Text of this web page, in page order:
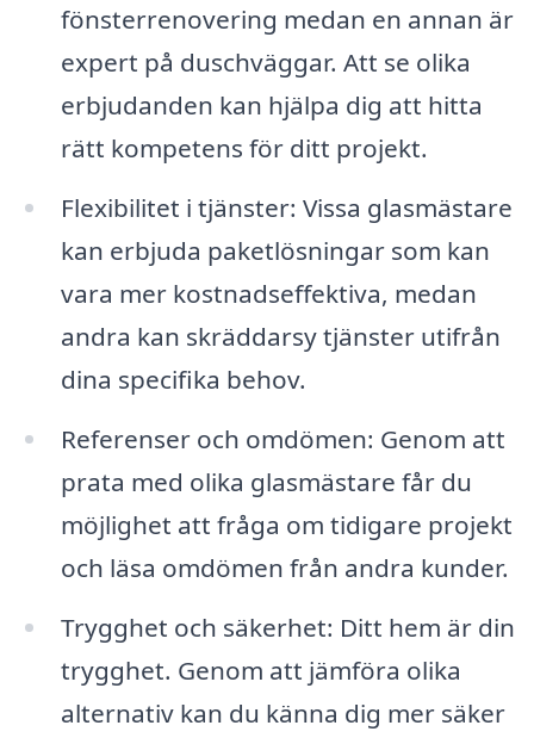
fönsterrenovering medan en annan är
expert på duschväggar. Att se olika
erbjudanden kan hjälpa dig att hitta
rätt kompetens för ditt projekt.
Flexibilitet i tjänster: Vissa glasmästare
kan erbjuda paketlösningar som kan
vara mer kostnadseffektiva, medan
andra kan skräddarsy tjänster utifrån
dina specifika behov.
Referenser och omdömen: Genom att
prata med olika glasmästare får du
möjlighet att fråga om tidigare projekt
och läsa omdömen från andra kunder.
Trygghet och säkerhet: Ditt hem är din
trygghet. Genom att jämföra olika
alternativ kan du känna dig mer säker